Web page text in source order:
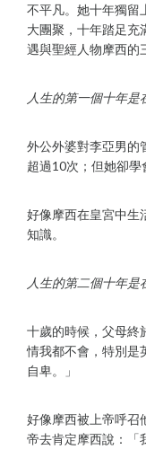
不平凡。她十年獨留
大團聚，十年踏足充
遇與聖經人物摩西的
人生的第一個十年是
外公外婆對李亞男的
超過10次；但她卻學
好像摩西在皇宮中生
知識。
人生的第二個十年是
十歲的時候，父母終
情我都不會，特別是
自卑。」
好像摩西被上帝呼召
帝去肯定摩西說：「